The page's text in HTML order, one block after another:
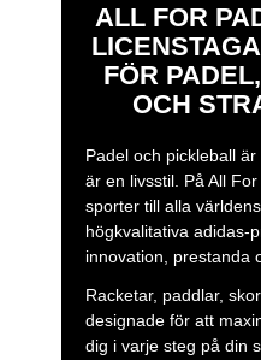
ALL FOR
FÖR
OCH
Padel och pickleball
är en livsstil. På All
sporter till alla
högkvalitativa adidas-
innovation, prestanda
Racketar, paddlar,
designade för att
dig i varje steg på din